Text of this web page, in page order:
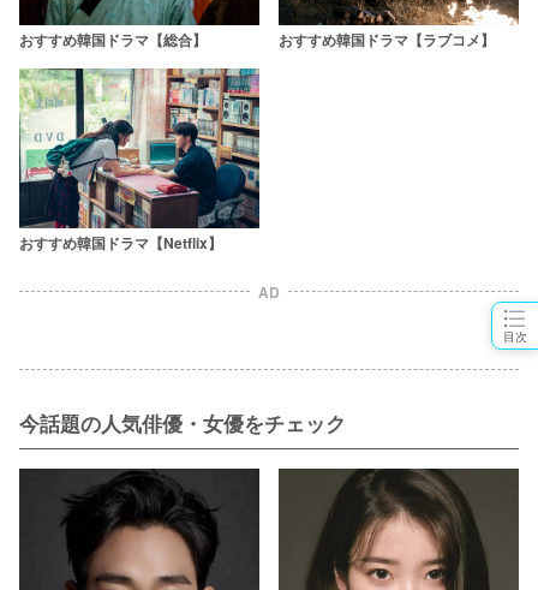
目次
おすすめ韓国ドラマ【総合】 おすすめ韓国ドラマ【ラブコメ】
おすすめ韓国ドラマ【Netflix】
AD
今話題の人気俳優・女優をチェック